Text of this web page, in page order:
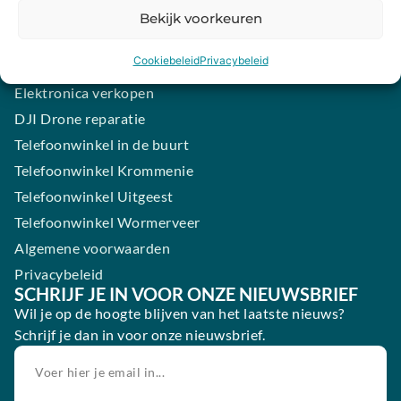
Bekijk voorkeuren
CookiebeleidPrivacybeleid
Samsung smartphone laten maken
Elektronica verkopen
DJI Drone reparatie
Telefoonwinkel in de buurt
Telefoonwinkel Krommenie
Telefoonwinkel Uitgeest
Telefoonwinkel Wormerveer
Algemene voorwaarden
Privacybeleid
SCHRIJF JE IN VOOR ONZE NIEUWSBRIEF
Wil je op de hoogte blijven van het laatste nieuws?
Schrijf je dan in voor onze nieuwsbrief.